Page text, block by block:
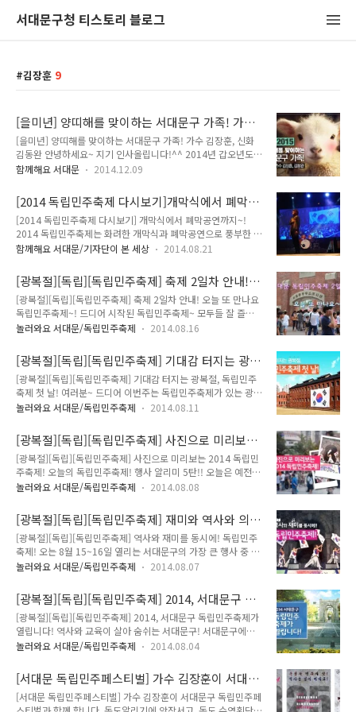
서대문구청 티스토리 블로그
김장훈 9
[을미년] 양띠해를 맞이하는 서대문구 가족! 가수
김장훈님, 김동완님
[을미년] 양띠해를 맞이하는 서대문구 가족! 가수 김장훈, 신화
김동완 안녕하세요~ 지기 인사올립니다!^^ 2014년 갑오년도
이제 한 달이 채 남지 않았네요. 이제 갑오년를 마무리 하고
의 해입니다. 일반적으로 알려진 양띠 생은 인정이 많고 생각이
깊으며 부드러운 평화주의자가 많다고 하죠^^ (지금 헉! 맞아맞
아! 하고 계신 분들 많으시죠?) 그래서 새해의 마음가짐처럼 준
비한 서대문구 가족! 제1탄! 서대문구과 깊은 인연이 있는 두 분
을 소개해 드릴까 합니다. 평화를 사랑하는 두분에 대해 함께 알
앞장서고, 독도 수영횡단에 참여했던 가수 김장훈님. 서대문구
대표축제인 독립민주축제와..
함께해요 서대문 2014.12.09
[2014 독립민주축제 다시보기]개막식에서 폐막공
연까지~!
[2014 독립민주축제 다시보기] 개막식에서 폐막공연까지~!
2014 독립민주축제는 화려한 개막식과 폐막공연으로 풍부한 볼
거리와 감동을 선물했습니다. 15일(금) 독립민주인사 풋프린팅
연까지 감동의 순간들을 TONG이 함께 했습니다^^ 독립민주축
제를 축하해주기 위해 많은 공연팀들이 자리를 함께 했는데요,
독도걸스팀의 노래, 난타팀의 신명나는 무대, 국악그룹 더 름의
무대는 개막식의 열기를 고조시켰습니다. 문석진 서대문구청장
의 개막 축하 인삿말이 이어졌습니다. " 독립과 민주라는 무거운
역사에 대해 새겨보고 민주인사의 투쟁, 자유, 평화를 기리는 이
곳에서 진정한 독립과 민주 더 나아..
함께해요 서대문/기자단이 본 세상 2014.08.21
[광복절][독립][독립민주축제] 축제 2일차 안내!
오늘 또 만나요 독립민주축제~!
[광복절][독립][독립민주축제] 축제 2일차 안내! 오늘 또 만나요
독립민주축제~! 드디어 시작된 독립민주축제~ 모두들 잘 즐겨주
시고 계신가요?! 어제 참여해주신 모든 분들께 너무너무 감사드
요 ^^* 유후~ 사진만으로도 열기가 느껴지시나요?! 덕분에 관
중분들은! 와우!!!!!!!!~@_@ 오늘은 축제 이틀째! 먼저 일정표
살펴보시고 가실께요~ 오전 11시 부터는 어제의 뒤를 이어 공원
에서 역사관을 향하는 방향으로 앨리스 퍼레이드가 있구요 오후
1시부터는 펑키벗브라스의 재즈 공연이 진행됩니다~! 역시 공원
난아니던데요~@_@ 부대행사의 하일라이트~! 물총 싸움이 열
립니다~! 여럿이 모..
놀러와요 서대문/독립민주축제 2014.08.16
[광복절][독립][독립민주축제] 기대감 터지는 광
복절, 독립민주축제 첫 날!
[광복절][독립][독립민주축제] 기대감 터지는 광복절, 독립민주
축제 첫 날! 여러분~ 드디어 이번주는 독립민주축제가 있는 광복
절 주간입니다!! 어예~ 이번 축제는 광복절인 15일, 16일 양일
에 대해 더욱 기대할 수 있도록~ 독립민주축제 첫 날, 기대감 터
지는 광복절 날 열리는 행사들을 소개해볼까 해요! 역사관 메인
무대에서 펼쳐지는, 개막을 알리는 뜨거운 퍼포먼스! 축제의 시
작은 역시 개막식이죠~^^* 이번 개막식은 "당신의 역사를 기억
합니다" 라는 주제 아래 김장훈, 딕펑스, 김소진(with 극단 해인)
니다! "이상한 나라의 앨리스" 다들 아시죠?! 동물이 말을 하고
신비로운 모험이 가득..
놀러와요 서대문/독립민주축제 2014.08.11
[광복절][독립][독립민주축제] 사진으로 미리보는
2014 독립민주축제!
[광복절][독립][독립민주축제] 사진으로 미리보는 2014 독립민
주축제! 오늘의 독립민주축제! 행사 알리미 5탄!! 오늘은 예전
행사에서 사진으로 찍혔던 독립민주축제 행사 기록을 살짝 공개
요~^^* 독립민주축제에는 우리 민족의 독립과 민주주의를 위해
자신을 희생하신 분들을 기억하기 위한 행사가 많습니다. 대표적
으로 독립운동가분들의 족적을 남기는 "풋프린팅" 행사가 있겠
네요. 독립과 민주의 의미를 되새기는 기념행사 사진들입니다
~^^* 역대 풋프린팅을 하셨던 독립민주인사분들입니다. 반갑습
이상의 역사왜곡은 그만 해야겠죠? 역사의 평화, 그리고 미래의
평화를 위하여^^ 감사합니다, 그리고 ..
놀러와요 서대문/독립민주축제 2014.08.08
[광복절][독립][독립민주축제] 재미와 역사와 의
미를 동시에! 독립민주축제!
[광복절][독립][독립민주축제] 역사와 재미를 동시에! 독립민주
축제! 오는 8월 15~16일 열리는 서대문구의 가장 큰 행사 중 하
나! 2014독립민주축제!! 이번 독립민주축제 소개글 4탄에서는,
연 행사를 소개하고자 해요! 축제 하루 전날 밤인 14일 밤부터
진행되는 이 행사는 1박 2일에 걸쳐 형무소 수감생활을 직접 체
험함으로서, 우리 선조들의 고초를 조금이나마 직접 느껴보는 행
사입니다! 일시 : 2014년 8월 14일 오후 8시 ~ 15일 오전 9시
장소 : 서대문형무소역사관 경내 대상 : 어린이가 포함된 가족
기면 바로 알려드리겠습니다! 역사관 전시물과 전시내용을 바탕
으로 '..
놀러와요 서대문/독립민주축제 2014.08.07
[광복절][독립][독립민주축제] 2014, 서대문구 독
립민주축제가 열립니다!
[광복절][독립][독립민주축제] 2014, 서대문구 독립민주축제가
열립니다! 역사와 교육이 살아 숨쉬는 서대문구! 서대문구에서
독립유공자와 민주인사들의 숭고한 뜻을 다양한 이벤트를 통해
15일~16일 양일간 펼쳐질 독립민주축제는 축제 속에서 우리나
라의 근현대사를 되새기고 더 밝은 한민족의 미래를 준비하는 뜻
깊은 자리가 될 예정입니다!!! 독립민주축제는요, 지난 2011년
놀러와요 서대문/독립민주축제 2014.08.04
[서대문 독립민주페스티벌] 가수 김장훈이 서대문
구 독립민주페스티벌과 함께 합니다.
[서대문 독립민주페스티벌] 가수 김장훈이 서대문구 독립민주페